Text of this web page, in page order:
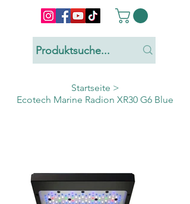
Startseite >
Ecotech Marine Radion XR30 G6 Blue